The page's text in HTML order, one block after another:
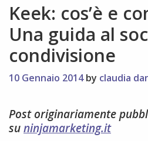
Keek: cos’è e
Una guida al
condivisione
10 Gennaio 2014 by claudia
Post originariamente
suninjamarketing.it